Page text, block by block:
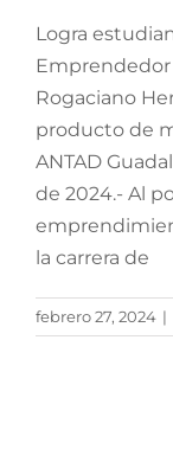
Logra
Emprendedor
Rogaciano
producto de
ANTAD
de 2024.- Al
la carrera de
febrero 27, 2024 |